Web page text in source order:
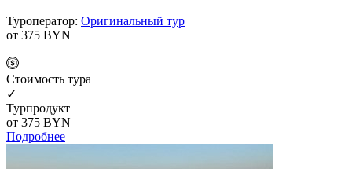
Туроператор: Оригинальный тур
от 375 BYN
Cтоимость тура
✓
Турпродукт
от 375 BYN
Подробнее